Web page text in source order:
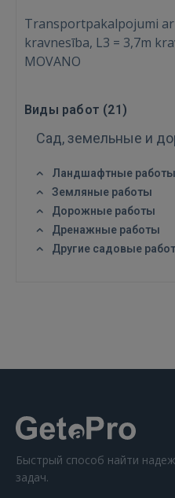
Войти
Transportpakalpojumi
kravnesība, L3 = 3,7m
MOVANO
Виды работ (21)
Сад, земельные и
Ландшафтные работы
Земляные работы
Дорожные работы
Дренажные работы
Другие садовые
Быстрый способ найти
задач.